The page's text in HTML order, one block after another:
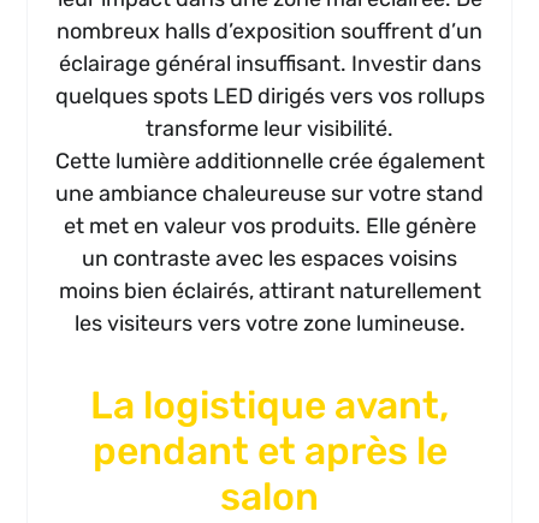
nombreux halls d’exposition souffrent d’un
éclairage général insuffisant. Investir dans
quelques spots LED dirigés vers vos rollups
transforme leur visibilité.
Cette lumière additionnelle crée également
une ambiance chaleureuse sur votre stand
et met en valeur vos produits. Elle génère
un contraste avec les espaces voisins
moins bien éclairés, attirant naturellement
les visiteurs vers votre zone lumineuse.
La logistique avant,
pendant et après le
salon